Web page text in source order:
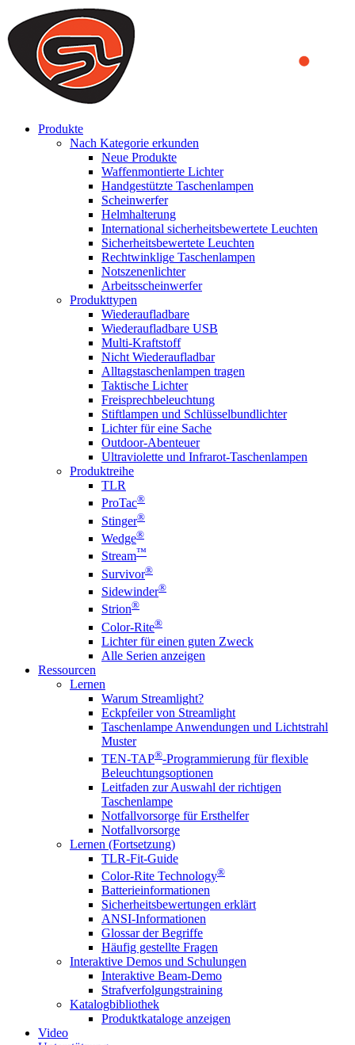
We use cookies to ensure that we provide you the best experience
on our website. By continuing to browse this website, you accept
that cookies are used to help us analyze how the website is used and
to offer you a better experience. To learn more or to find out how
you can disable cookies, you can access our
Produkte
Nach Kategorie erkunden
Neue Produkte
Waffenmontierte Lichter
Handgestützte Taschenlampen
Scheinwerfer
Helmhalterung
International sicherheitsbewertete Leuchten
Sicherheitsbewertete Leuchten
Rechtwinklige Taschenlampen
Notszenenlichter
Arbeitsscheinwerfer
Produkttypen
Wiederaufladbare
Wiederaufladbare USB
Multi-Kraftstoff
Nicht Wiederaufladbar
Alltagstaschenlampen tragen
Taktische Lichter
Freisprechbeleuchtung
Stiftlampen und Schlüsselbundlichter
Lichter für eine Sache
Outdoor-Abenteuer
Ultraviolette und Infrarot-Taschenlampen
Produktreihe
TLR
ProTac®
Stinger®
Wedge®
Stream™
Survivor®
Sidewinder®
Strion®
Color-Rite®
Lichter für einen guten Zweck
Alle Serien anzeigen
Ressourcen
Lernen
Warum Streamlight?
Eckpfeiler von Streamlight
Taschenlampe Anwendungen und Lichtstrahl
Muster
TEN-TAP®-Programmierung für flexible
Beleuchtungsoptionen
Leitfaden zur Auswahl der richtigen
Taschenlampe
Notfallvorsorge für Ersthelfer
Notfallvorsorge
Lernen (Fortsetzung)
TLR-Fit-Guide
Color-Rite Technology®
Batterieinformationen
Sicherheitsbewertungen erklärt
ANSI-Informationen
Glossar der Begriffe
Häufig gestellte Fragen
Interaktive Demos und Schulungen
Interaktive Beam-Demo
Strafverfolgungstraining
Katalogbibliothek
Produktkataloge anzeigen
Video